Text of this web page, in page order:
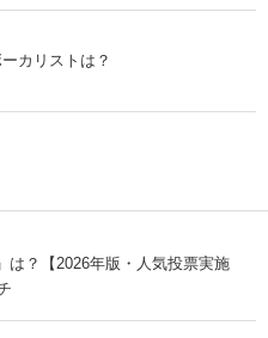
カリストは？
は？【2026年版・人気投票実施